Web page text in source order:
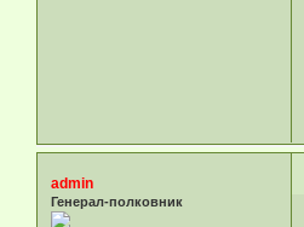
admin
Генерал-полковник